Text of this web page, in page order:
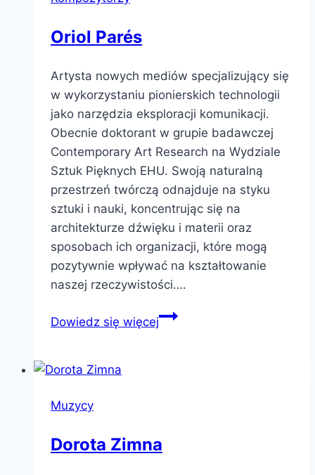
Oriol Parés
Artysta nowych mediów specjalizujący się
w wykorzystaniu pionierskich technologii
jako narzędzia eksploracji komunikacji.
Obecnie doktorant w grupie badawczej
Contemporary Art Research na Wydziale
Sztuk Pięknych EHU. Swoją naturalną
przestrzeń twórczą odnajduje na styku
sztuki i nauki, koncentrując się na
architekturze dźwięku i materii oraz
sposobach ich organizacji, które mogą
pozytywnie wpływać na kształtowanie
naszej rzeczywistości….
Dowiedz się więcejOriol
Muzycy
Dorota Zimna